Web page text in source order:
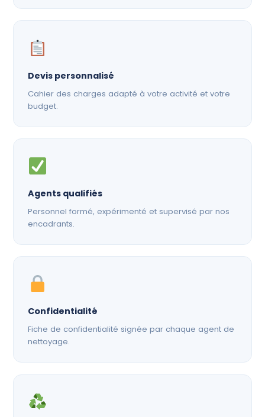
Devis personnalisé
Cahier des charges adapté à votre activité et votre
budget.
Agents qualifiés
Personnel formé, expérimenté et supervisé par nos
encadrants.
Confidentialité
Fiche de confidentialité signée par chaque agent de
nettoyage.